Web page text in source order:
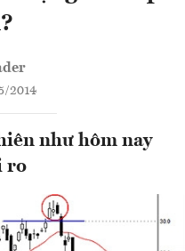
2014
như hôm nay
ro